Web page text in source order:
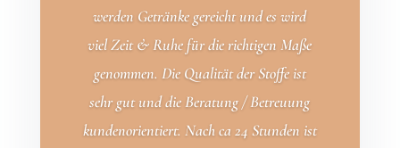
werden Getränke gereicht und es wird
viel Zeit & Ruhe für die richtigen Maße
genommen. Die Qualität der Stoffe ist
sehr gut und die Beratung / Betreuung
kundenorientiert. Nach ca 24 Stunden ist